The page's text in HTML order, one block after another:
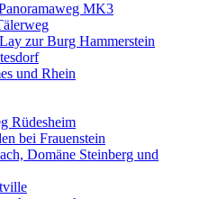
MK3
zur Burg Hammerstein
und Rhein
Rüdesheim
bei Frauenstein
Domäne Steinberg und